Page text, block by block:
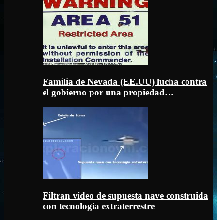
Familia de Nevada (EE.UU) lucha contra
el gobierno por una propiedad…
Filtran vídeo de supuesta nave construida
con tecnología extraterrestre